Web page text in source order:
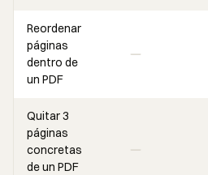
Reordenar
páginas
dentro de
un PDF
Quitar 3
páginas
concretas
de un PDF